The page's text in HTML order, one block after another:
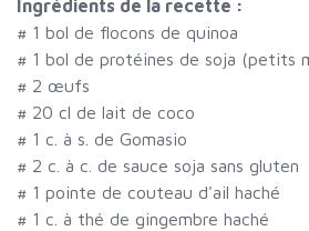
Ingrédients de la recette :
# 1 bol de flocons de quinoa
# 1 bol de protéines de soja (petits
# 2 œufs
# 20 cl de lait de coco
# 1 c. à s. de Gomasio
# 2 c. à c. de sauce soja sans gluten
# 1 pointe de couteau d'ail haché
# 1 c. à thé de gingembre haché